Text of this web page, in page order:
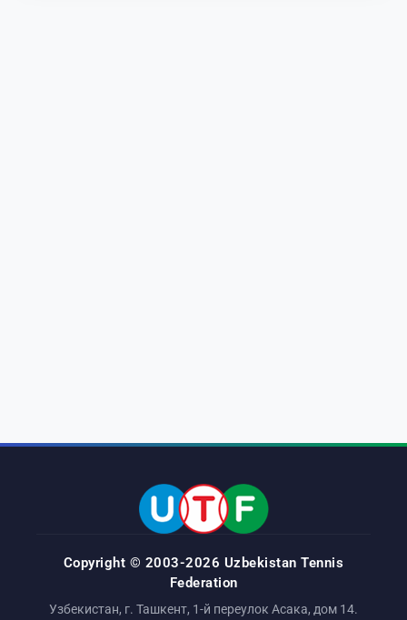
Copyright © 2003-2026 Uzbekistan Tennis
Federation
Узбекистан, г. Ташкент, 1-й переулок Асака, дом 14.